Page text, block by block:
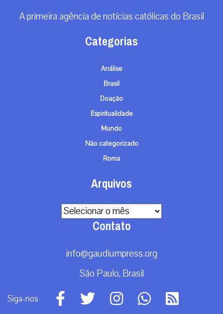
A primeira agência de notícias católicas do Brasil
Categorias
Análise
Brasil
Doação
Espiritualidade
Mundo
Não categorizado
Roma
Arquivos
Arquivos
Contato
info@gaudiumpress.org
São Paulo, Brasil
Siga-nos